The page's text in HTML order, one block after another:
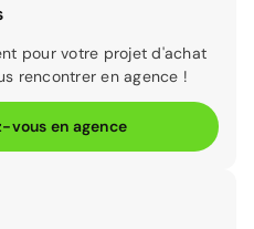
pour votre projet d'achat
rencontrer en agence !
vous en agence